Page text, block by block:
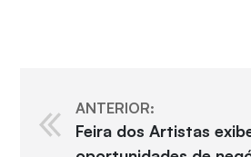
ANTERIOR:
Feira dos Artistas